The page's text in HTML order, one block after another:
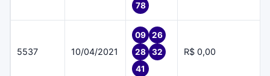
78
5537 10/04/2021
09
26
28
32
41
R$ 0,00